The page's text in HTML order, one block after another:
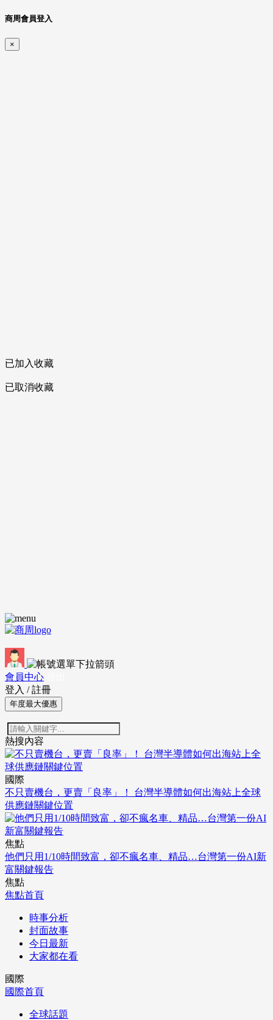
商周會員登入
×
已加入收藏
已取消收藏
會員中心
登入 / 註冊
年度最大優惠
熱搜內容
國際
不只賣機台，更賣「良率」！ 台灣半導體如何出海站上全球
供應鏈關鍵位置
焦點
他們只用1/10時間致富，卻不瘋名車、精品…台灣第一份AI新
富關鍵報告
焦點
焦點首頁
時事分析
封面故事
今日最新
大家都在看
國際
國際首頁
全球話題